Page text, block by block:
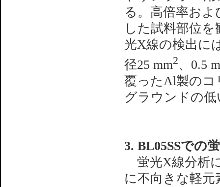
る。高倍率お
した試料部位
光X線の検出に
径25 mm2、0.5
覆ったAl製のコ
グラウンドの
3. BL05SSでの
蛍光X線分析
に不向きな軽